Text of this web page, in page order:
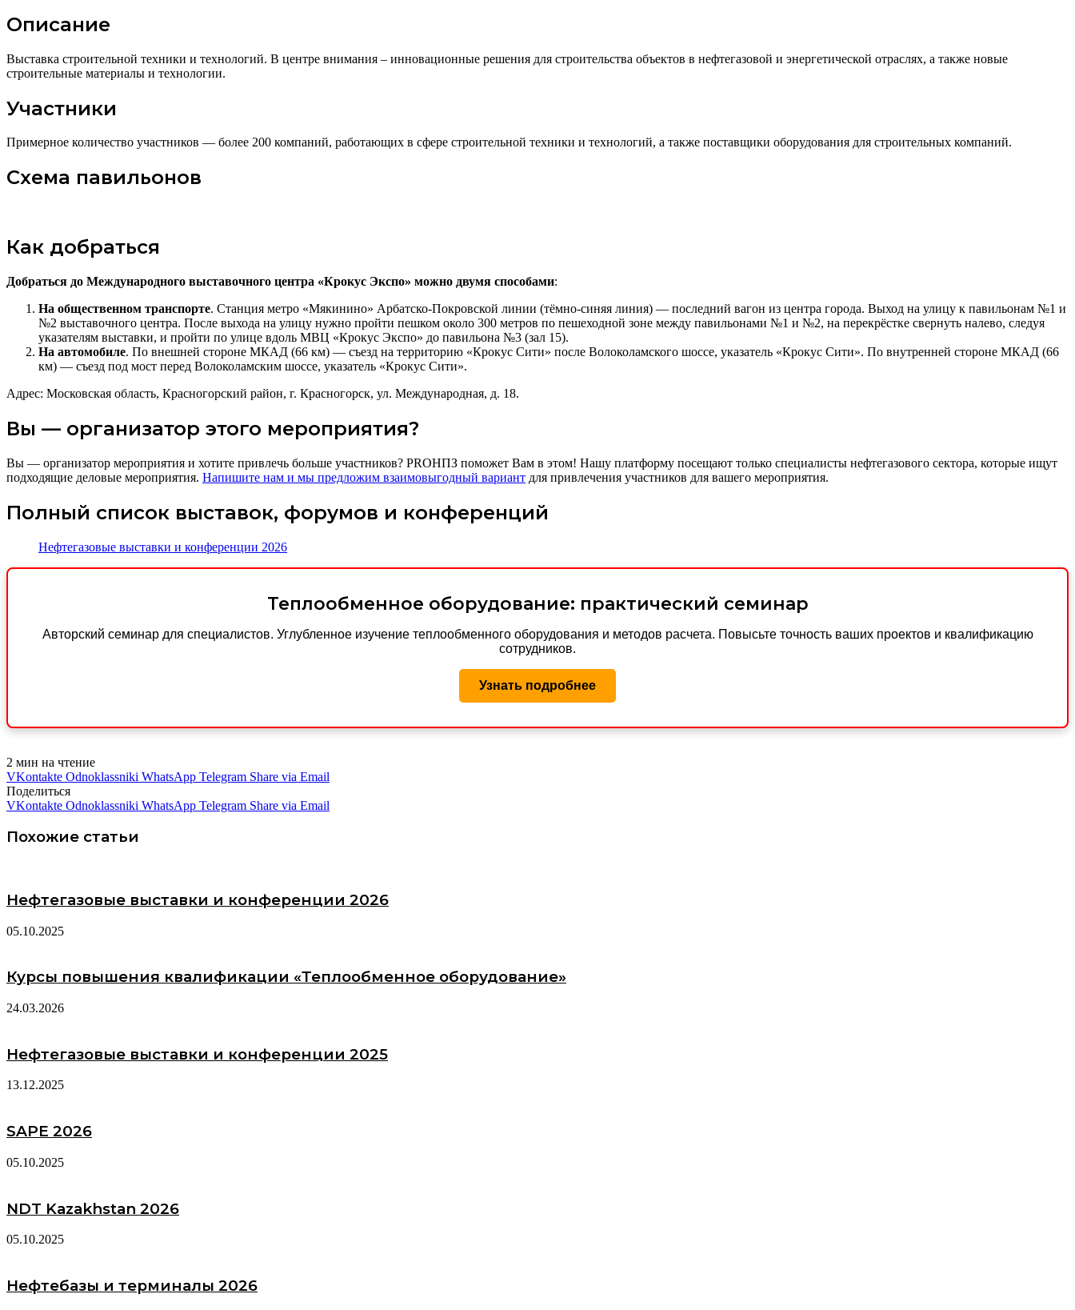
Описание
Выставка строительной техники и технологий. В центре внимания – инновационные решения для строительства объектов в нефтегазовой и энергетической отраслях, а также новые
строительные материалы и технологии.
Участники
Примерное количество участников — более 200 компаний, работающих в сфере строительной техники и технологий, а также поставщики оборудования для строительных компаний.
Схема павильонов
Как добраться
Добраться до Международного выставочного центра «Крокус Экспо» можно двумя способами:
На общественном транспорте. Станция метро «Мякинино» Арбатско-Покровской линии (тёмно-синяя линия) — последний вагон из центра города. Выход на улицу к павильонам №1 и
№2 выставочного центра. После выхода на улицу нужно пройти пешком около 300 метров по пешеходной зоне между павильонами №1 и №2, на перекрёстке свернуть налево, следуя
указателям выставки, и пройти по улице вдоль МВЦ «Крокус Экспо» до павильона №3 (зал 15).
На автомобиле. По внешней стороне МКАД (66 км) — съезд на территорию «Крокус Сити» после Волоколамского шоссе, указатель «Крокус Сити». По внутренней стороне МКАД (66
км) — съезд под мост перед Волоколамским шоссе, указатель «Крокус Сити».
Адрес: Московская область, Красногорский район, г. Красногорск, ул. Международная, д. 18.
Вы — организатор этого мероприятия?
Вы — организатор мероприятия и хотите привлечь больше участников? PROНПЗ поможет Вам в этом! Нашу платформу посещают только специалисты нефтегазового сектора, которые ищут
подходящие деловые мероприятия. Напишите нам и мы предложим взаимовыгодный вариант для привлечения участников для вашего мероприятия.
Полный список выставок, форумов и конференций
Нефтегазовые выставки и конференции 2026
Теплообменное оборудование: практический семинар
Авторский семинар для специалистов. Углубленное изучение теплообменного оборудования и методов расчета. Повысьте точность ваших проектов и квалификацию
сотрудников.
Узнать подробнее
2 мин на чтение
VKontakte Odnoklassniki WhatsApp Telegram Share via Email
Поделиться
VKontakte Odnoklassniki WhatsApp Telegram Share via Email
Похожие статьи
Нефтегазовые выставки и конференции 2026
05.10.2025
Курсы повышения квалификации «Теплообменное оборудование»
24.03.2026
Нефтегазовые выставки и конференции 2025
13.12.2025
SAPE 2026
05.10.2025
NDT Kazakhstan 2026
05.10.2025
Нефтебазы и терминалы 2026